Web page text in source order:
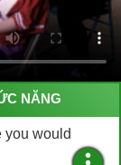
NĂNG
you would